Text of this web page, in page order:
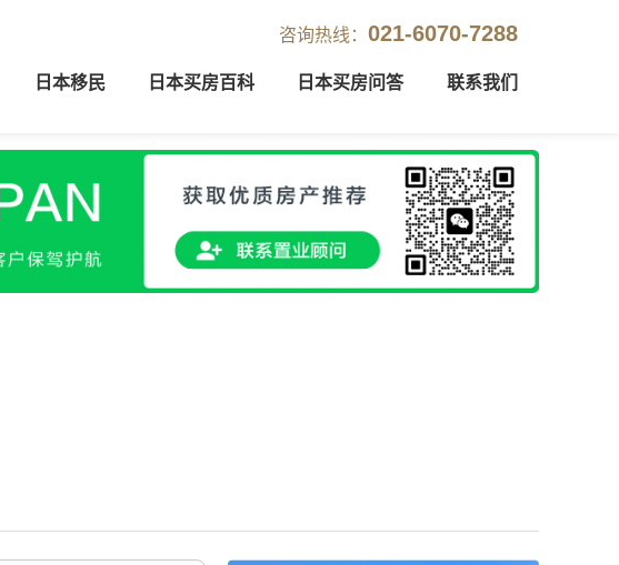
咨询热线： 021-6070-7288
日本移民 日本买房百科 日本买房问答 联系我们